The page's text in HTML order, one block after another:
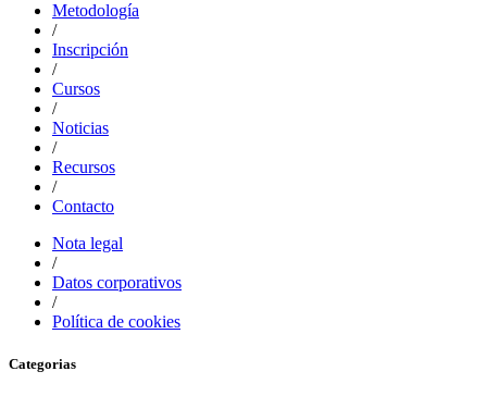
Metodología
/
Inscripción
/
Cursos
/
Noticias
/
Recursos
/
Contacto
Nota legal
/
Datos corporativos
/
Política de cookies
Categorias